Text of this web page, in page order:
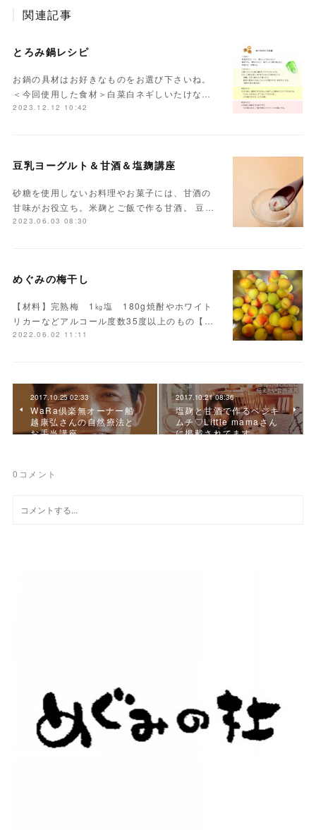
関連記事
とろみ鍋レシピ
お鍋の具材はお好きなものをお選び下さいね。
＜今回使用した食材＞白菜白ネギしいたけな…
2023.12.12 10:42
豆乳ヨーグルト＆甘酒＆塩麹講座
砂糖を使用しないお料理やお菓子には、甘酒の
甘味がお役立ち。米麹とご飯で作る甘酒。 豆…
2023.06.03 08:30
めぐみの梅干し
【材料】完熟梅 1㎏塩 180g焼酎やホワイト
リカーなどアルコール度数35度以上のもの【…
2022.06.02 11:11
2017.10.25 02:33
WaRa倶楽無オーナー船
越康弘さんの自然療法と
お手当講座
2017.10.21 08:36
塩麹と甘酒で作るベジキ
ムチ♡Little mamaさん
に掲載されてます。
0 コメント